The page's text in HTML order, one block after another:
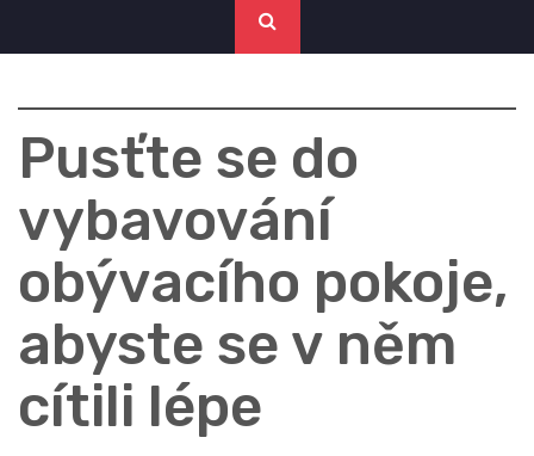
Pusťte se do
vybavování
obývacího pokoje,
abyste se v něm
cítili lépe